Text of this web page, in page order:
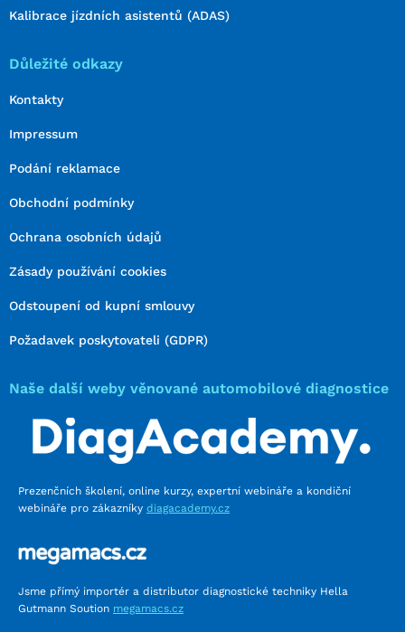
Kalibrace jízdních asistentů (ADAS)
Důležité odkazy
Kontakty
Impressum
Podání reklamace
Obchodní podmínky
Ochrana osobních údajů
Zásady používání cookies
Odstoupení od kupní smlouvy
Požadavek poskytovateli (GDPR)
Naše další weby věnované automobilové diagnostice
Prezenčních školení, online kurzy, expertní webináře a kondiční
webináře pro zákazníky diagacademy.cz
Jsme přímý importér a distributor diagnostické techniky Hella
Gutmann Soution megamacs.cz